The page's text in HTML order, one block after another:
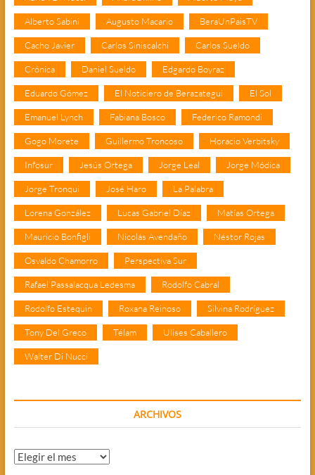
Alberto Sabini Augusto Macario BeraUnPaisTV
Cacho Javier Carlos Siniscalchi Carlos Sueldo
Crónica Daniel Sueldo Edgardo Boyraz
Eduardo Gómez El Noticiero de Berazategui El Sol
Emanuel Lynch Fabiana Bosco Federico Ramondi
Gogo Morete Guillermo Troncoso Horacio Verbitsky
Infosur Jesús Ortega Jorge Leal Jorge Módica
Jorge Tronqui José Haro La Palabra
Lorena González Lucas Gabriel Díaz Matías Ortega
Mauricio Bonfigli Nicolás Avendaño Néstor Rojas
Osvaldo Chamorro Perspectiva Sur
Rafael Passalacqua Ledesma Rodolfo Cabral
Rodolfo Estequin Roxana Reinoso Silvina Rodríguez
Tony Del Greco Télam Ulises Caballero
Walter Di Nucci
ARCHIVOS
Archivos